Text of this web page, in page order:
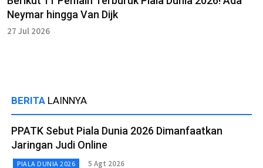
Neymar hingga Van Dijk
27 Jul 2026
BERITA LAINNYA
PPATK Sebut Piala Dunia 2026 Dimanfaatkan
Jaringan Judi Online
PIALA DUNIA 2026 5 Agt 2026